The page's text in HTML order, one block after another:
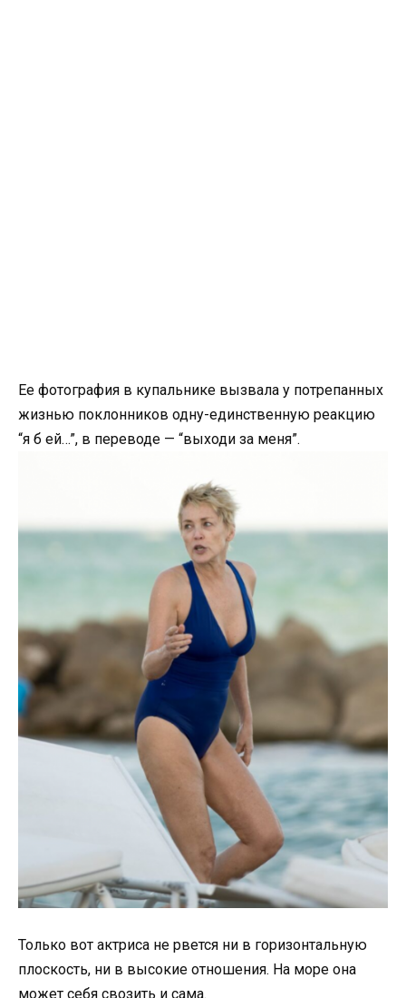
Ее фотография в купальнике вызвала у потрепанных
жизнью поклонников одну-единственную реакцию
“я б ей…”, в переводе — “выходи за меня”.
Только вот актриса не рвется ни в горизонтальную
плоскость, ни в высокие отношения. На море она
может себя свозить и сама.